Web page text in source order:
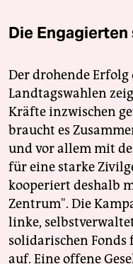
Die
Der drohende
Landtagswahlen
Kräfte inzwischen
braucht es
und vor allem mit
für eine starke
kooperiert deshalb
Zentrum". Die
linke,
solidarischen Fonds
auf. Eine offene